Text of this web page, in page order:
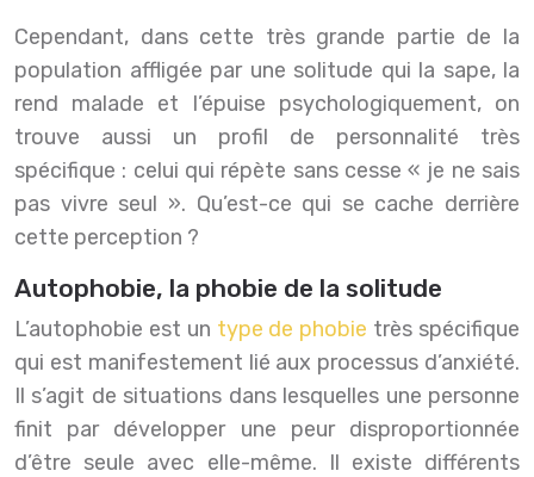
Cependant, dans cette très grande partie de la
population affligée par une solitude qui la sape, la
rend malade et l’épuise psychologiquement, on
trouve aussi un profil de personnalité très
spécifique : celui qui répète sans cesse « je ne sais
pas vivre seul ». Qu’est-ce qui se cache derrière
cette perception ?
Autophobie, la phobie de la solitude
L’autophobie est un type de phobie très spécifique
qui est manifestement lié aux processus d’anxiété.
Il s’agit de situations dans lesquelles une personne
finit par développer une peur disproportionnée
d’être seule avec elle-même. Il existe différents